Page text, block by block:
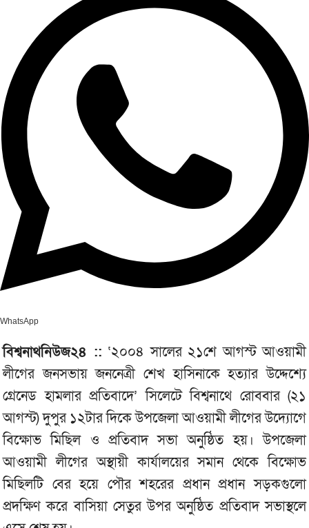
WhatsApp
বিশ্বনাথনিউজ২৪ :: ‘২০০৪ সালের ২১শে আগস্ট আওয়ামী
লীগের জনসভায় জননেত্রী শেখ হাসিনাকে হত্যার উদ্দেশ্যে
গ্রেনেড হামলার প্রতিবাদে’ সিলেটে বিশ্বনাথে রোববার (২১
আগস্ট) দুপুর ১২টার দিকে উপজেলা আওয়ামী লীগের উদ্যোগে
বিক্ষোভ মিছিল ও প্রতিবাদ সভা অনুষ্ঠিত হয়। উপজেলা
আওয়ামী লীগের অস্থায়ী কার্যালয়ের সমান থেকে বিক্ষোভ
মিছিলটি বের হয়ে পৌর শহরের প্রধান প্রধান সড়কগুলো
প্রদক্ষিণ করে বাসিয়া সেতুর উপর অনুষ্ঠিত প্রতিবাদ সভাস্থলে